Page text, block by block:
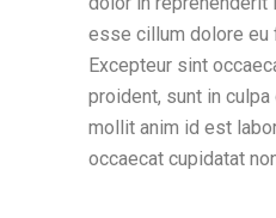
esse cillum dolore eu
Excepteur sint
proident, sunt in
mollit anim id est
occaecat cupidatat